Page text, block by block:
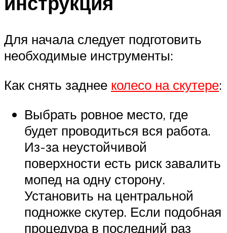
Для начала следует подготовить
необходимые инструменты:
Как снять заднее колесо на скутере:
Выбрать ровное место, где
будет проводиться вся работа.
Из-за неустойчивой
поверхности есть риск завалить
мопед на одну сторону.
Установить на центральной
подножке скутер. Если подобная
процедура в последний раз